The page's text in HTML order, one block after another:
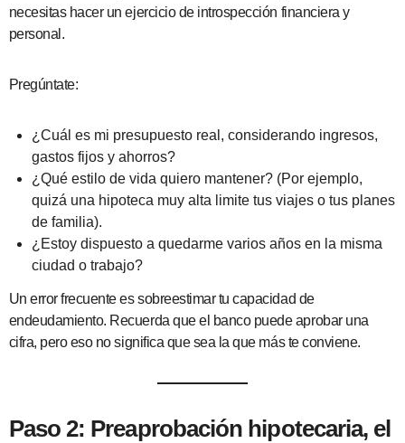
necesitas hacer un ejercicio de introspección financiera y
personal.
Pregúntate:
¿Cuál es mi presupuesto real, considerando ingresos,
gastos fijos y ahorros?
¿Qué estilo de vida quiero mantener? (Por ejemplo,
quizá una hipoteca muy alta limite tus viajes o tus planes
de familia).
¿Estoy dispuesto a quedarme varios años en la misma
ciudad o trabajo?
Un error frecuente es sobreestimar tu capacidad de
endeudamiento. Recuerda que el banco puede aprobar una
cifra, pero eso no significa que sea la que más te conviene.
Paso 2: Preaprobación hipotecaria, el